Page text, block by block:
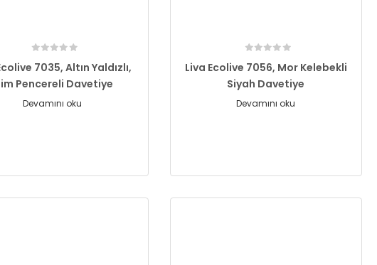
7035, Altın Yaldızlı,
Pencereli Davetiye
Devamını oku
Liva Ecolive 7056, Mor Kelebekli
Siyah Davetiye
Devamını oku